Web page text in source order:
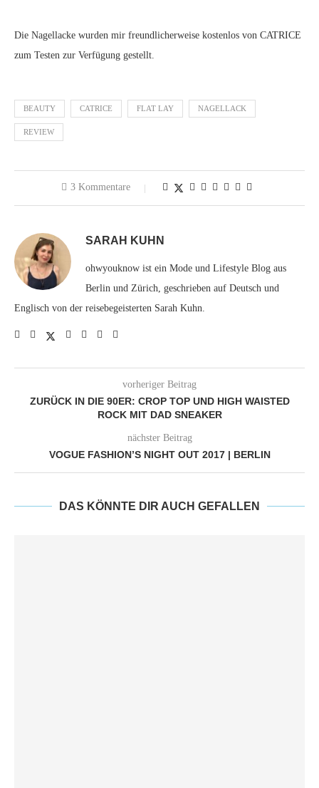
Die Nagellacke wurden mir freundlicherweise kostenlos von CATRICE
zum Testen zur Verfügung gestellt.
BEAUTY CATRICE FLAT LAY NAGELLACK
REVIEW
3 Kommentare
SARAH KUHN
ohwyouknow ist ein Mode und Lifestyle Blog aus
Berlin und Zürich, geschrieben auf Deutsch und
Englisch von der reisebegeisterten Sarah Kuhn.
vorheriger Beitrag
ZURÜCK IN DIE 90ER: CROP TOP UND HIGH WAISTED
ROCK MIT DAD SNEAKER
nächster Beitrag
VOGUE FASHION’S NIGHT OUT 2017 | BERLIN
DAS KÖNNTE DIR AUCH GEFALLEN